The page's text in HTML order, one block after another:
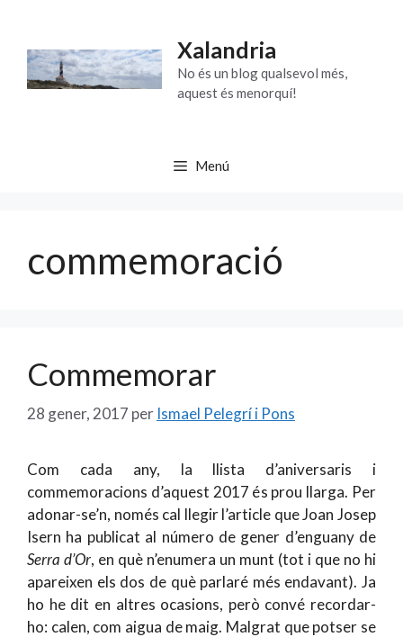
contingut
Xalandria
No és un blog qualsevol més,
aquest és menorquí!
Menú
commemoració
Commemorar
28 gener, 2017 per Ismael Pelegrí i Pons
Com cada any, la llista d’aniversaris i
commemoracions d’aquest 2017 és prou llarga. Per
adonar-se’n, només cal llegir l’article que Joan Josep
Isern ha publicat al número de gener d’enguany de
Serra d’Or, en què n’enumera un munt (tot i que no hi
apareixen els dos de què parlaré més endavant). Ja
ho he dit en altres ocasions, però convé recordar-
ho: calen, com aigua de maig. Malgrat que potser se